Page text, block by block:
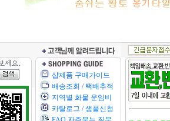
샵제품 구매가이드
배송조회 / 택배추적
지역별 화물 운임비
카탈로그 / 샘플신청